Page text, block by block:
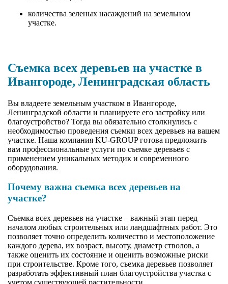
количества зеленых насаждений на земельном
участке.
Съемка всех деревьев на участке в
Ивангороде, Ленинградская область
Вы владеете земельным участком в Ивангороде,
Ленинградской области и планируете его застройку или
благоустройство? Тогда вы обязательно столкнулись с
необходимостью проведения съемки всех деревьев на вашем
участке. Наша компания KU-GROUP готова предложить
вам профессиональные услуги по съемке деревьев с
применением уникальных методик и современного
оборудования.
Почему важна съемка всех деревьев на
участке?
Съемка всех деревьев на участке – важный этап перед
началом любых строительных или ландшафтных работ. Это
позволяет точно определить количество и местоположение
каждого дерева, их возраст, высоту, диаметр стволов, а
также оценить их состояние и оценить возможные риски
при строительстве. Кроме того, съемка деревьев позволяет
разработать эффективный план благоустройства участка с